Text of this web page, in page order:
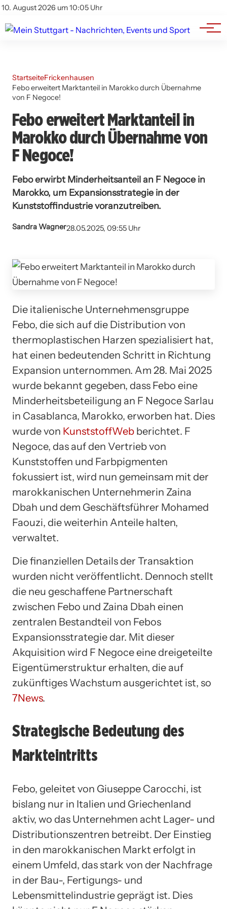
10. August 2026 um 10:05 Uhr
Impressum
Branchenbuch
Werbung
StartseiteFrickenhausen
Febo erweitert Marktanteil in Marokko durch Übernahme
von F Negoce!
Febo erweitert Marktanteil in
Marokko durch Übernahme von
F Negoce!
Febo erwirbt Minderheitsanteil an F Negoce in
Marokko, um Expansionsstrategie in der
Kunststoffindustrie voranzutreiben.
Sandra Wagner28.05.2025, 09:55 Uhr
Die italienische Unternehmensgruppe
Febo, die sich auf die Distribution von
thermoplastischen Harzen spezialisiert hat,
hat einen bedeutenden Schritt in Richtung
Expansion unternommen. Am 28. Mai 2025
wurde bekannt gegeben, dass Febo eine
Minderheitsbeteiligung an F Negoce Sarlau
in Casablanca, Marokko, erworben hat. Dies
wurde von KunststoffWeb berichtet. F
Negoce, das auf den Vertrieb von
Kunststoffen und Farbpigmenten
fokussiert ist, wird nun gemeinsam mit der
marokkanischen Unternehmerin Zaina
Dbah und dem Geschäftsführer Mohamed
Faouzi, die weiterhin Anteile halten,
verwaltet.
Die finanziellen Details der Transaktion
wurden nicht veröffentlicht. Dennoch stellt
die neu geschaffene Partnerschaft
zwischen Febo und Zaina Dbah einen
zentralen Bestandteil von Febos
Expansionsstrategie dar. Mit dieser
Akquisition wird F Negoce eine dreigeteilte
Eigentümerstruktur erhalten, die auf
zukünftiges Wachstum ausgerichtet ist, so
7News.
Strategische Bedeutung des
Markteintritts
Febo, geleitet von Giuseppe Carocchi, ist
bislang nur in Italien und Griechenland
aktiv, wo das Unternehmen acht Lager- und
Distributionszentren betreibt. Der Einstieg
in den marokkanischen Markt erfolgt in
einem Umfeld, das stark von der Nachfrage
in der Bau-, Fertigungs- und
Lebensmittelindustrie geprägt ist. Dies